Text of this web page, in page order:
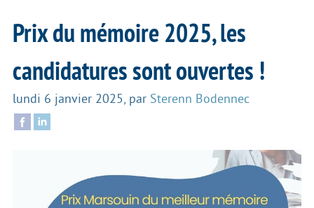
Prix du mémoire 2025, les
candidatures sont ouvertes !
lundi 6 janvier 2025, par Sterenn Bodennec